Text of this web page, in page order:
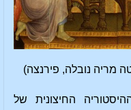
מריה נובלה, פירנצה)
החיצונית של